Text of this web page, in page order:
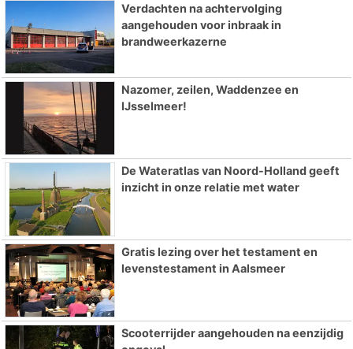
Verdachten na achtervolging
aangehouden voor inbraak in
brandweerkazerne
Nazomer, zeilen, Waddenzee en
IJsselmeer!
De Wateratlas van Noord-Holland geeft
inzicht in onze relatie met water
Gratis lezing over het testament en
levenstestament in Aalsmeer
Scooterrijder aangehouden na eenzijdig